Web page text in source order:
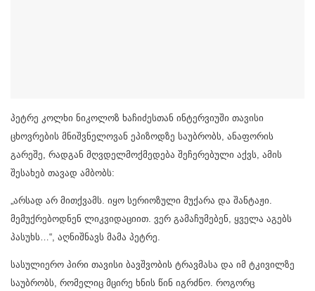
პეტრე კოლხი ნიკოლოზ ხაჩიძესთან ინტერვიუში თავისი
ცხოვრების მნიშვნელოვან ეპიზოდზე საუბრობს, ანაფორის
გარეშე, რადგან მღვდელმოქმედება შეჩერებული აქვს, ამის
შესახებ თავად ამბობს:
„არსად არ მითქვამს. იყო სერიოზული მუქარა და შანტაჟი.
მემუქრებოდნენ ლიკვიდაციით. ვერ გამაჩუმებენ, ყველა აგებს
პასუხს…“, აღნიშნავს მამა პეტრე.
სასულიერო პირი თავისი ბავშვობის ტრავმასა და იმ ტკივილზე
საუბრობს, რომელიც მცირე ხნის წინ იგრძნო. როგორც